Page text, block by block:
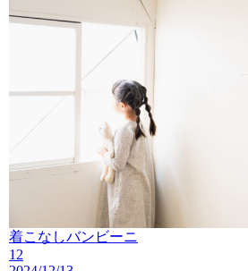
着こなしバンビーニ
12